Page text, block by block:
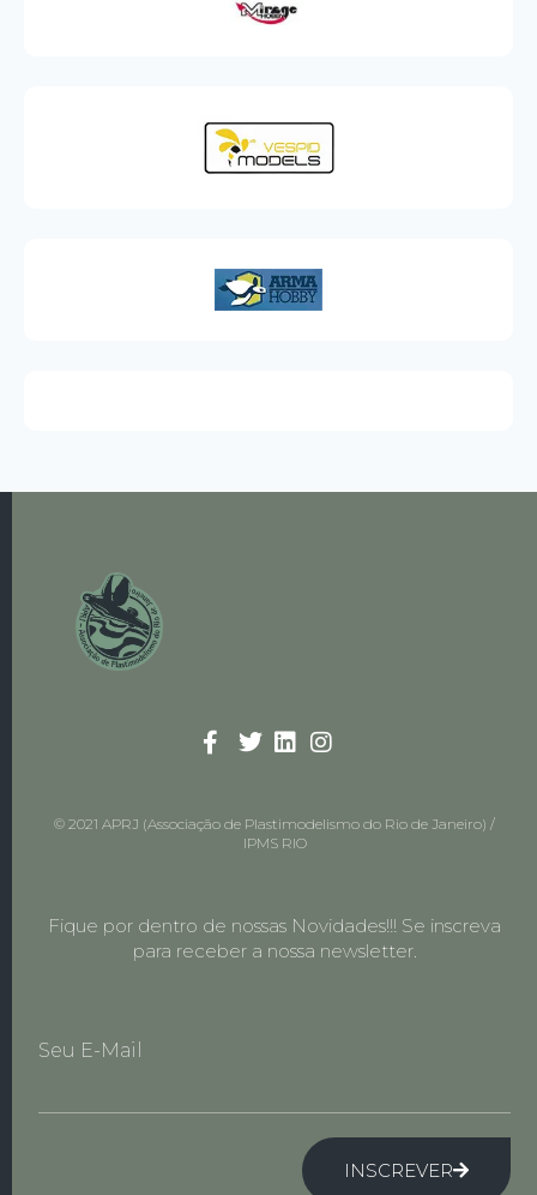
© 2021 APRJ (Associação de Plastimodelismo do Rio de Janeiro) /
IPMS RIO
Fique por dentro de nossas Novidades!!! Se inscreva
para receber a nossa newsletter.
Seu E-Mail
INSCREVER